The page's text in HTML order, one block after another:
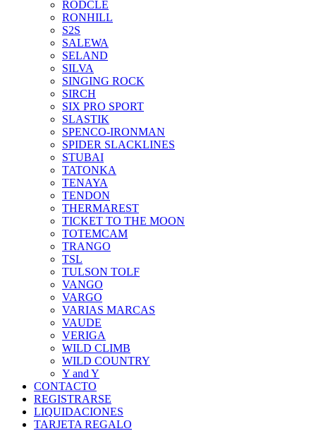
RODCLE
RONHILL
S2S
SALEWA
SELAND
SILVA
SINGING ROCK
SIRCH
SIX PRO SPORT
SLASTIK
SPENCO-IRONMAN
SPIDER SLACKLINES
STUBAI
TATONKA
TENAYA
TENDON
THERMAREST
TICKET TO THE MOON
TOTEMCAM
TRANGO
TSL
TULSON TOLF
VANGO
VARGO
VARIAS MARCAS
VAUDE
VERIGA
WILD CLIMB
WILD COUNTRY
Y and Y
CONTACTO
REGISTRARSE
LIQUIDACIONES
TARJETA REGALO